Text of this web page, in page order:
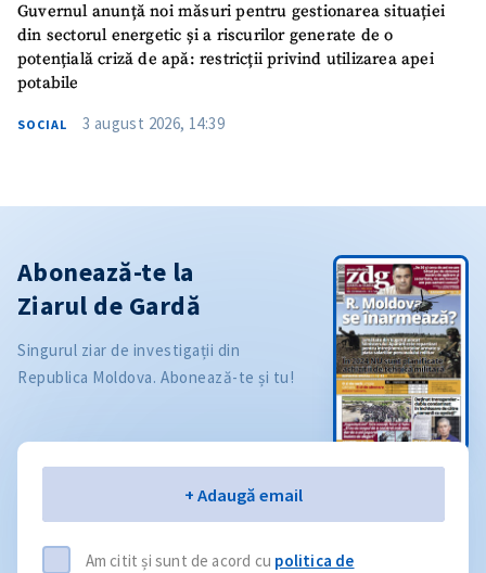
Guvernul anunță noi măsuri pentru gestionarea situației
din sectorul energetic și a riscurilor generate de o
potențială criză de apă: restricții privind utilizarea apei
potabile
SOCIAL 3 august 2026, 14:39
Abonează-te la
Ziarul de Gardă
Singurul ziar de investigații din
Republica Moldova. Abonează-te și tu!
+ Adaugă email
Am citit și sunt de acord cu politica de